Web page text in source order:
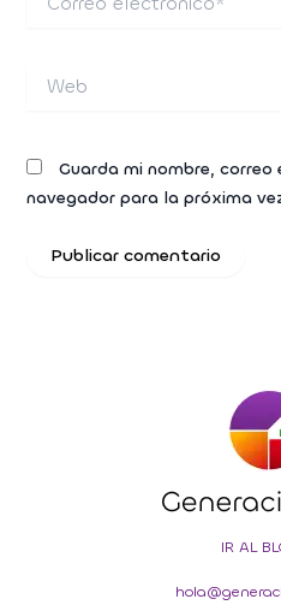
electrónico*
Guarda mi nombre,
navegador para la próxima
IR AL